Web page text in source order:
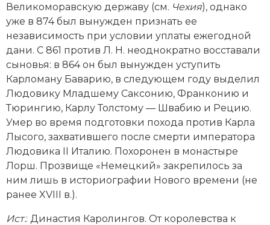
Великоморавскую державу (см. Чехия), однако
уже в 874 был вынужден признать ее
независимость при условии уплаты ежегодной
дани. С 861 против Л. Н. неоднократно восставали
сыновья: в 864 он был вынужден уступить
Карломану Баварию, в следующем году выделил
Людовику Младшему Саксонию, Франконию и
Тюрингию, Карлу Толстому — Швабию и Рецию.
Умер во время подготовки похода против Карла
Лысого, захватившего после смерти императора
Людовика II Италию. Похоронен в монастыре
Лорш. Прозвище «Немецкий» закрепилось за
ним лишь в историографии Нового времени (не
ранее XVIII в.).
Ист.: Династия Каролингов. От королевства к